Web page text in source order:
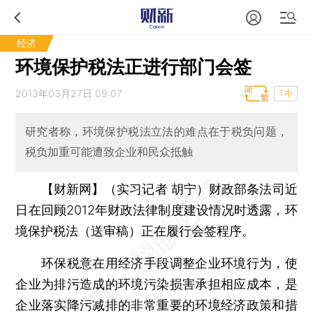
经济
环境保护税法正进行部门会签
2013年03月27日 09:07 T中
研究者称，环境保护税法立法的难点在于税负问题，
税负加重可能遭致企业和民众抵触
【财新网】（实习记者 胡宁） 财政部条法司近
日在回顾2012年财政法律制度建设情况时透露，环
境保护税法（送审稿）正在履行会签程序。
环保税意在用经济手段调整企业环境行为，使
企业为排污造成的环境污染损害承担相应成本，是
企业落实降污减排的非常重要的环境经济政策和措